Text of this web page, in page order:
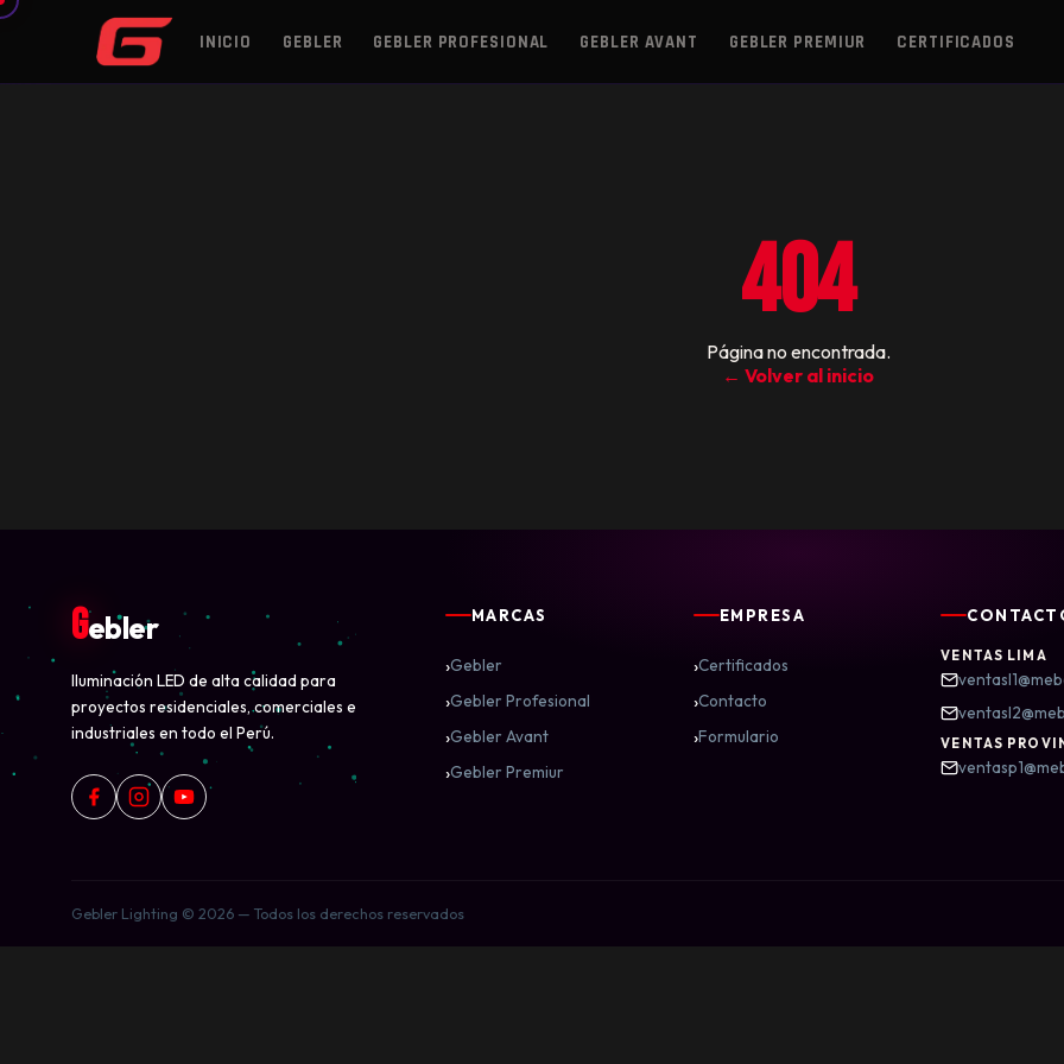
INICIO GEBLER GEBLER PROFESIONAL GEBLER AVANT GEBLER PREMIUR CERTIFICADOS
404
Página no encontrada.
← Volver al inicio
Gebler
Iluminación LED de alta calidad para
proyectos residenciales, comerciales e
industriales en todo el Perú.
MARCAS
›Gebler
›Gebler Profesional
›Gebler Avant
›Gebler Premiur
EMPRESA
›Certificados
›Contacto
›Formulario
VENTAS LIMA
VENTAS
Gebler Lighting © 2026 — Todos los derechos reservados